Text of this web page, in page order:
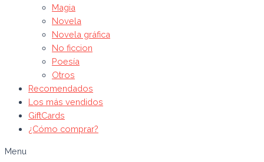
Magia
Novela
Novela gráfica
No ficcion
Poesía
Otros
Recomendados
Los más vendidos
GiftCards
¿Cómo comprar?
Menu